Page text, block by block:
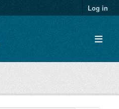
Log in